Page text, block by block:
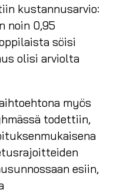
kustannusarvio:
noin 0,95
söisi
olisi arviolta
myös
todettiin,
esiin,